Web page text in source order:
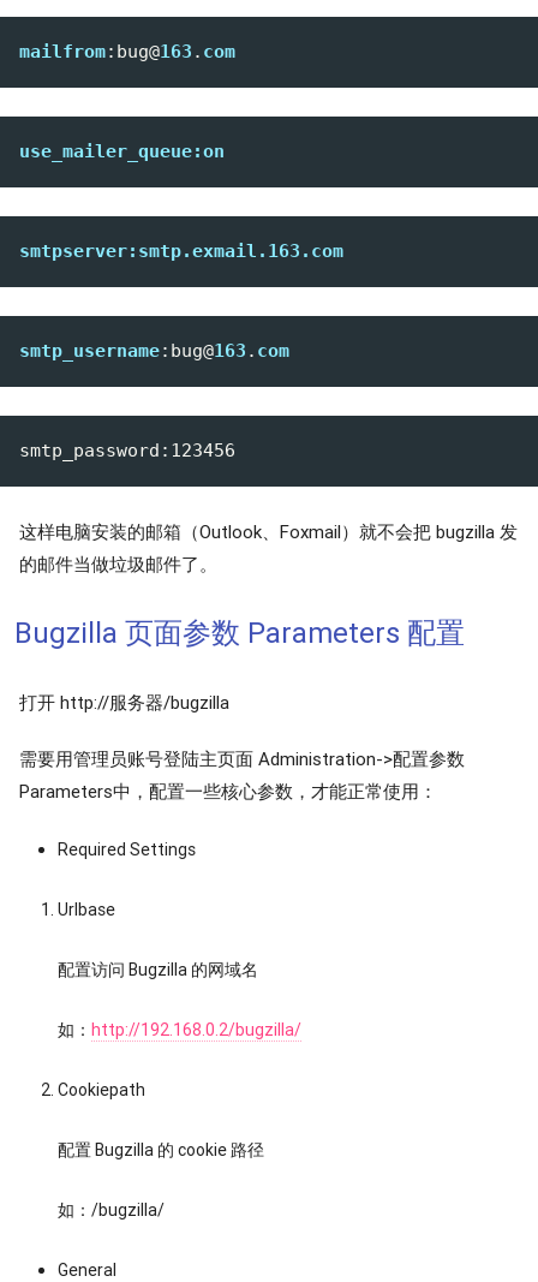
mailfrom:bug@163 . com
use_mailer_queue:on
smtpserver:smtp.exmail.163.com
smtp_username:bug@163 . com
smtp_password: 123456
这样电脑安装的邮箱（Outlook、Foxmail）就不会把 bugzilla 发
的邮件当做垃圾邮件了。
Bugzilla 页面参数 Parameters 配置
打开 http://服务器/bugzilla
需要用管理员账号登陆主页面 Administration->配置参数
Parameters中，配置一些核心参数，才能正常使用：
Required Settings
Urlbase
配置访问 Bugzilla 的网域名
如： http://192.168.0.2/bugzilla/
Cookiepath
配置 Bugzilla 的 cookie 路径
如：/bugzilla/
General